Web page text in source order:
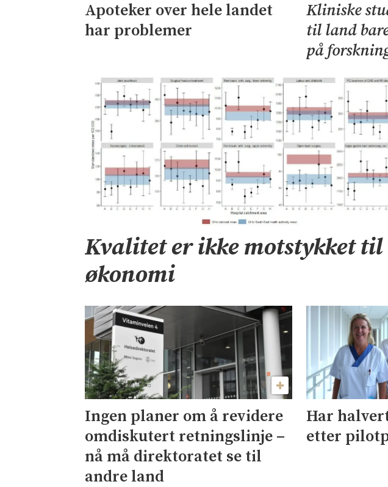
Apoteker over hele landet
har problemer
Kliniske
til land
på
Kvalitet er ikke motstykket til
økonomi
Ingen planer om å revidere
omdiskutert retningslinje –
nå må direktoratet se til
andre land
Har
etter